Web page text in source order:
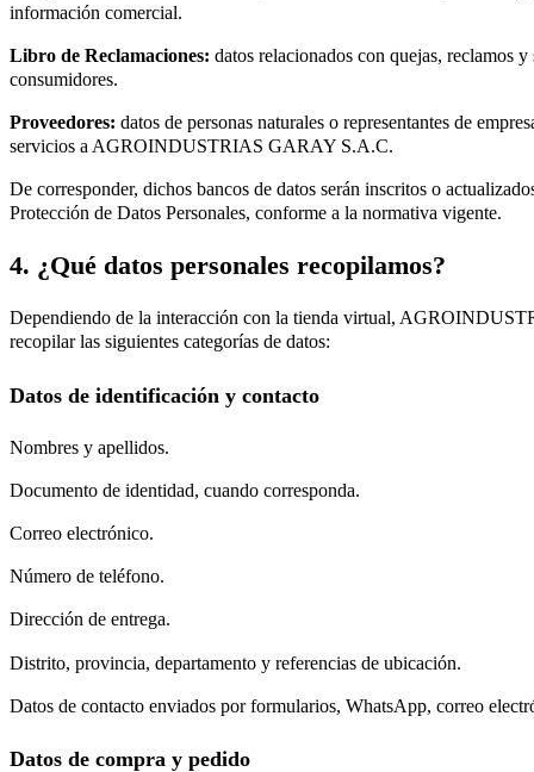
información comercial.
Libro de Reclamaciones: datos relacionados con quejas, reclamos
consumidores.
Proveedores: datos de personas naturales o representantes de
servicios a AGROINDUSTRIAS GARAY S.A.C.
De corresponder, dichos bancos de datos serán inscritos o
Protección de Datos Personales, conforme a la normativa vigente.
4. ¿Qué datos personales recopilamos?
Dependiendo de la interacción con la tienda virtual,
recopilar las siguientes categorías de datos:
Datos de identificación y contacto
Nombres y apellidos.
Documento de identidad, cuando corresponda.
Correo electrónico.
Número de teléfono.
Dirección de entrega.
Distrito, provincia, departamento y referencias de ubicación.
Datos de contacto enviados por formularios, WhatsApp, correo
Datos de compra y pedido